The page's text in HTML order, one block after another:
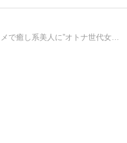
”肌にも地球にも優しいエココスメで癒し系美人に”オトナ世代女子向け美容法＆エコ情報。JOCA認定オーガニックコスメアドバイザー＆ナチュラルフードマイスター